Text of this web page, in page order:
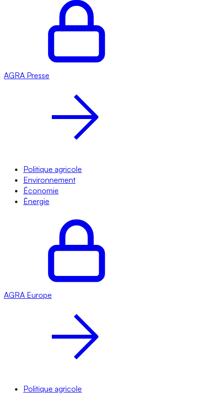
AGRA Presse
Politique agricole
Environnement
Économie
Énergie
AGRA Europe
Politique agricole